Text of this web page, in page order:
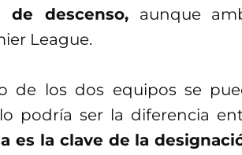
descenso,aunque
League.
de los dos equipos se
podría ser la diferencia
es la clave de la